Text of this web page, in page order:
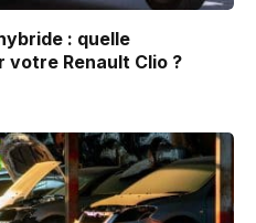
: quelle
Renault Clio ?